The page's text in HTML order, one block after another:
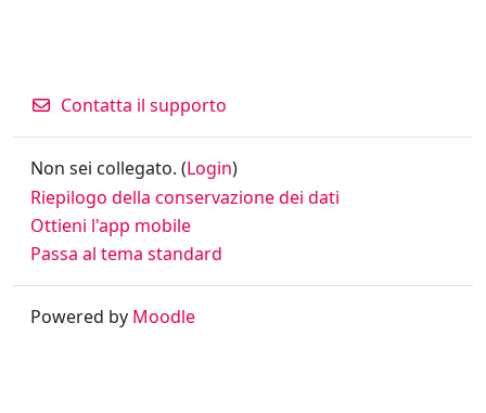
Contatta il supporto
Non sei collegato. (Login)
Riepilogo della conservazione dei dati
Ottieni l'app mobile
Passa al tema standard
Powered by Moodle